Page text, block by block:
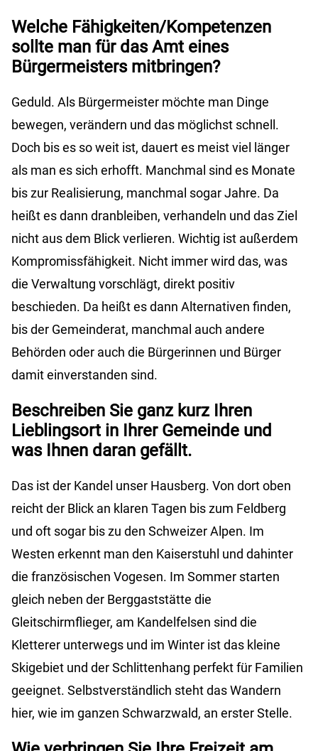
Welche Fähigkeiten/Kompetenzen
sollte man für das Amt eines
Bürgermeisters mitbringen?
Geduld. Als Bürgermeister möchte man Dinge
bewegen, verändern und das möglichst schnell.
Doch bis es so weit ist, dauert es meist viel länger
als man es sich erhofft. Manchmal sind es Monate
bis zur Realisierung, manchmal sogar Jahre. Da
heißt es dann dranbleiben, verhandeln und das Ziel
nicht aus dem Blick verlieren. Wichtig ist außerdem
Kompromissfähigkeit. Nicht immer wird das, was
die Verwaltung vorschlägt, direkt positiv
beschieden. Da heißt es dann Alternativen finden,
bis der Gemeinderat, manchmal auch andere
Behörden oder auch die Bürgerinnen und Bürger
damit einverstanden sind.
Beschreiben Sie ganz kurz Ihren
Lieblingsort in Ihrer Gemeinde und
was Ihnen daran gefällt.
Das ist der Kandel unser Hausberg. Von dort oben
reicht der Blick an klaren Tagen bis zum Feldberg
und oft sogar bis zu den Schweizer Alpen. Im
Westen erkennt man den Kaiserstuhl und dahinter
die französischen Vogesen. Im Sommer starten
gleich neben der Berggaststätte die
Gleitschirmflieger, am Kandelfelsen sind die
Kletterer unterwegs und im Winter ist das kleine
Skigebiet und der Schlittenhang perfekt für Familien
geeignet. Selbstverständlich steht das Wandern
hier, wie im ganzen Schwarzwald, an erster Stelle.